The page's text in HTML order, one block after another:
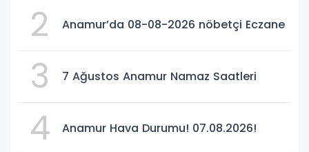
2 Anamur’da 08-08-2026 nöbetçi Eczane
3 7 Ağustos Anamur Namaz Saatleri
4 Anamur Hava Durumu! 07.08.2026!